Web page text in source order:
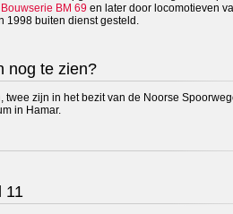
Bouwserie BM 69 en later door locomotieven
1998 buiten dienst gesteld.
nog te zien?
zijn in het bezit van de Noorse
in Hamar.
11